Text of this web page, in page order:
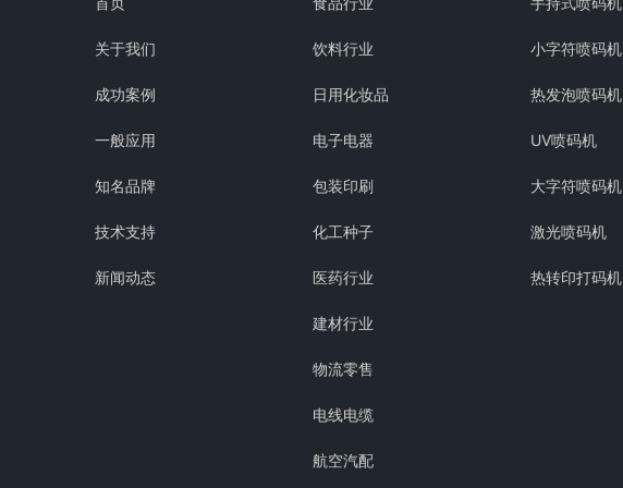
关于我们
成功案例
一般应用
知名品牌
技术支持
新闻动态
饮料行业
日用化妆品
电子电器
包装印刷
化工种子
医药行业
建材行业
物流零售
电线电缆
航空汽配
小字符喷码机
热发泡喷码机
UV喷码机
大字符喷码机
激光喷码机
热转印打码机